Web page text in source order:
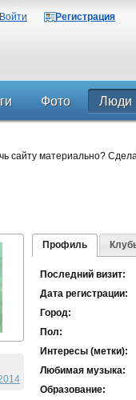
Войти Регистрация
Фото Люди
сайту материально?
Профиль
Последний визит:
Дата регистрации:
Город:
Пол:
Интересы (метки):
Любимая музыка:
Образование: